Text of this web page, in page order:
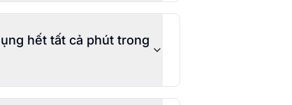
hết tất cả phút trong